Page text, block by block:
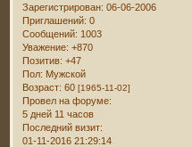
Зарегистрирован: 06-06-2006
Приглашений: 0
Сообщений: 1003
Уважение: +870
Позитив: +47
Пол: Мужской
Возраст: 60[1965-11-02]
Провел на форуме:
5 дней 11 часов
Последний визит:
01-11-2016 21:29:14